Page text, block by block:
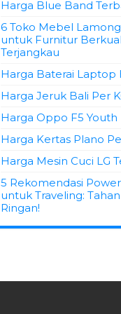
Harga Blue Band
6 Toko Mebel
untuk Furnitur
Terjangkau
Harga Baterai Laptop
Harga Jeruk Bali Per
Harga Oppo F5 Youth
Harga Kertas Plano
Harga Mesin Cuci LG
5 Rekomendasi
untuk Traveling:
Ringan!